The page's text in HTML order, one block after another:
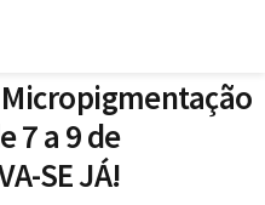
7 a 9 de
SE JÁ!